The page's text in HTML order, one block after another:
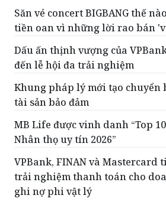
Săn vé concert BIGBANG thế
tiền oan vì những lời rao bán
Dấu ấn thịnh vượng của
đến lễ hội đa trải nghiệm
Khung pháp lý mới tạo
tài sản bảo đảm
MB Life được vinh danh “Top
Nhân thọ uy tín 2026”
VPBank, FINAN và Mastercard
trải nghiệm thanh toán cho
ghi nợ phi vật lý